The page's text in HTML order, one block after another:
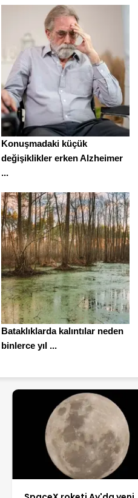
Konuşmadaki küçük
değişiklikler erken Alzheimer
...
Bataklıklarda kalıntılar neden
binlerce yıl ...